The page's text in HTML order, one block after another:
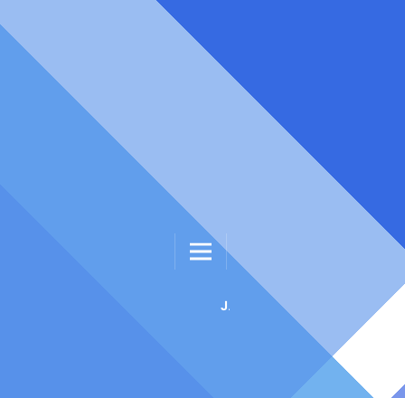
JURNAL ILMIAH PENGABDIAN MULTIDISIPLIN